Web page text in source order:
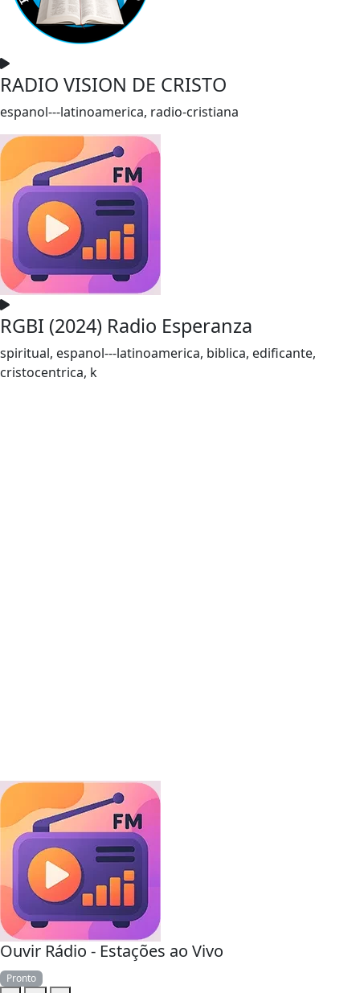
RADIO VISION DE CRISTO
espanol---latinoamerica, radio-cristiana
RGBI (2024) Radio Esperanza
spiritual, espanol---latinoamerica, biblica, edificante,
cristocentrica, k
Ouvir Rádio - Estações ao Vivo
Pronto